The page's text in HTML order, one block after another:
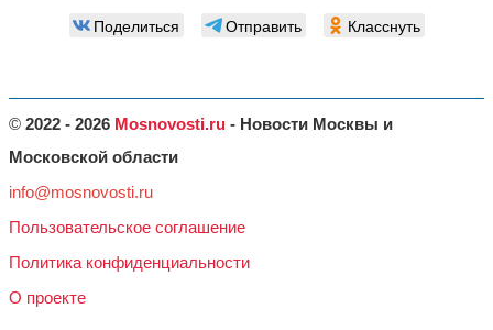
Поделиться Отправить Класснуть
© 2022 - 2026 Mosnovosti.ru - Новости Москвы и
Московской области
info@mosnovosti.ru
Пользовательское соглашение
Политика конфиденциальности
О проекте